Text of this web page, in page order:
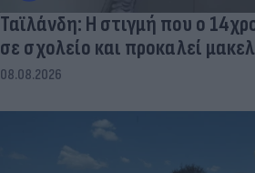
Ταϊλάνδη: Η στιγμή που ο
σε σχολείο και προκαλεί
08.08.2026